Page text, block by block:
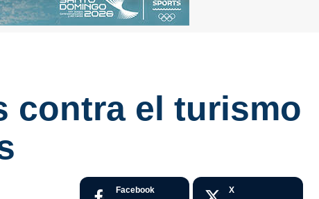
contra el turismo
Facebook X